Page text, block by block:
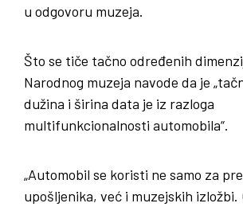
u odgovoru muzeja.
Što se tiče tačno određenih
Narodnog muzeja navode da je
dužina i širina data je iz razloga
multifunkcionalnosti automobila“.
„Automobil se koristi ne samo za
upošljenika, već i muzejskih izložbi.